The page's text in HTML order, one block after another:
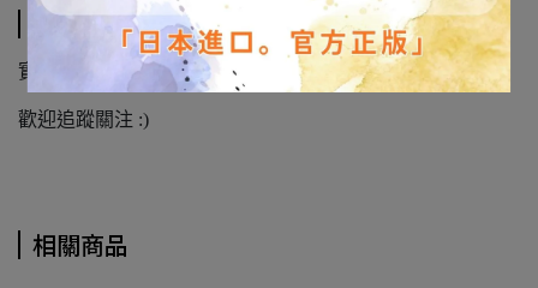
商品介紹
實拍照不定期放在IG/FB @larmoiredenami
歡迎追蹤關注 :)
相關商品